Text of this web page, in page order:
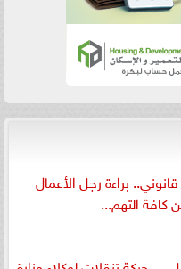
براءة رجل الأعمال
التهم...